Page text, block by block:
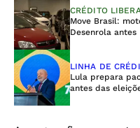
CRÉDITO
Move Brasil:
Desenrola antes
LINHA DE
Lula prepara
antes das